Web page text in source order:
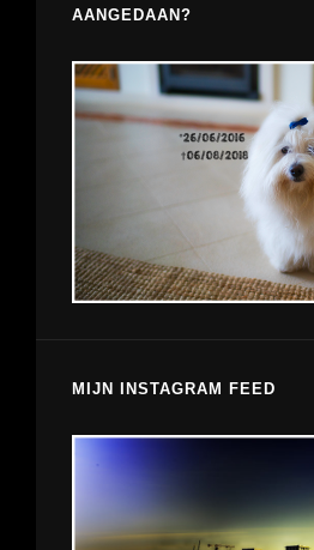
AANGEDAAN?
MIJN INSTAGRAM FEED